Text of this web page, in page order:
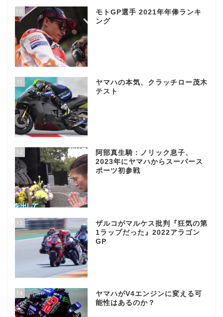
10
モトGP選手 2021年年俸ランキ
ング
11
ヤマハの本気、クラッチロー茂木
テスト
12
阿部真生騎：ノリック息子、
2023年にヤマハからスーパース
ポーツ初参戦
13
ザルコがマルケス批判『狂気の第
1ラップだった』2022アラゴン
GP
14
ヤマハがV4エンジンに変える可
能性はあるのか？